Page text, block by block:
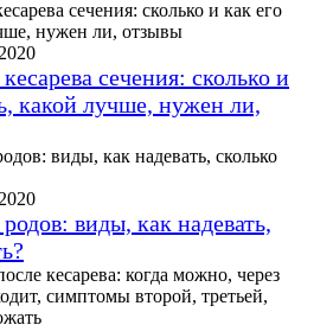
сечения: сколько и
какой лучше, нужен ли,
виды, как надевать,